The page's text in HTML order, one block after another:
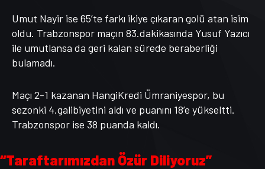
Umut Nayir ise 65’te farkı ikiye çıkaran golü atan isim
oldu. Trabzonspor maçın 83.dakikasında Yusuf Yazıcı
ile umutlansa da geri kalan sürede beraberliği
bulamadı.
Maçı 2-1 kazanan HangiKredi Ümraniyespor, bu
sezonki 4.galibiyetini aldı ve puanını 18’e yükseltti.
Trabzonspor ise 38 puanda kaldı.
“Taraftarımızdan Özür Diliyoruz”